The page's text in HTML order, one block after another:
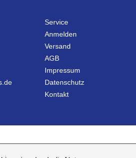
Service
Anmelden
Versand
AGB
Impressum
Datenschutz
Kontakt